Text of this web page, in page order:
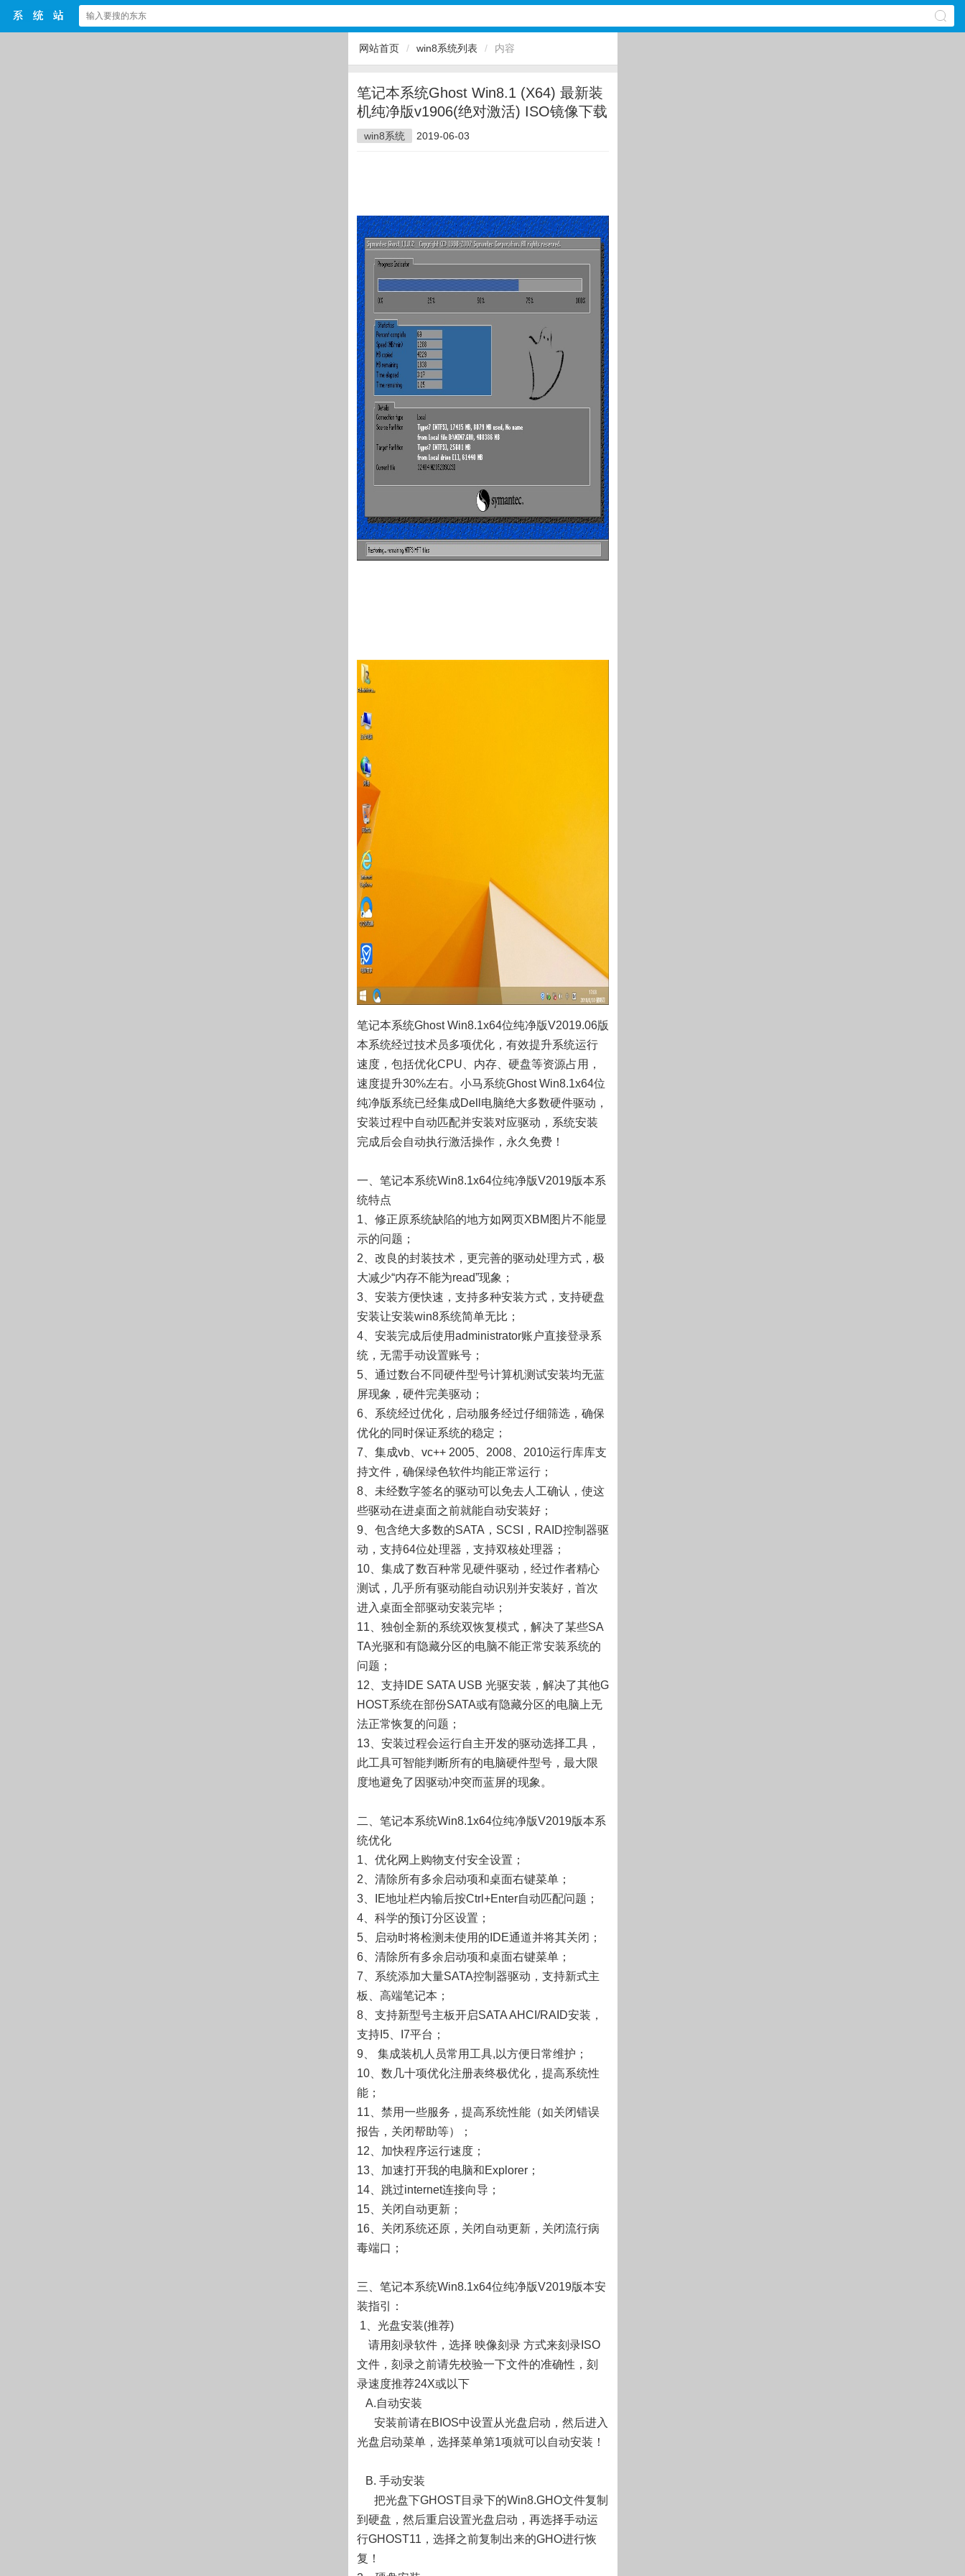
网站首页 / win8系统列表 / 内容
笔记本系统Ghost Win8.1 (X64) 最新装
机纯净版v1906(绝对激活) ISO镜像下载
win8系统 2019-06-03
笔记本系统Ghost Win8.1x64位纯净版V2019.06版
本系统经过技术员多项优化，有效提升系统运行
速度，包括优化CPU、内存、硬盘等资源占用，
速度提升30%左右。小马系统Ghost Win8.1x64位
纯净版系统已经集成Dell电脑绝大多数硬件驱动，
安装过程中自动匹配并安装对应驱动，系统安装
完成后会自动执行激活操作，永久免费！
一、笔记本系统Win8.1x64位纯净版V2019版本系
统特点
1、修正原系统缺陷的地方如网页XBM图片不能显
示的问题；
2、改良的封装技术，更完善的驱动处理方式，极
大减少“内存不能为read”现象；
3、安装方便快速，支持多种安装方式，支持硬盘
安装让安装win8系统简单无比；
4、安装完成后使用administrator账户直接登录系
统，无需手动设置账号；
5、通过数台不同硬件型号计算机测试安装均无蓝
屏现象，硬件完美驱动；
6、系统经过优化，启动服务经过仔细筛选，确保
优化的同时保证系统的稳定；
7、集成vb、vc++ 2005、2008、2010运行库库支
持文件，确保绿色软件均能正常运行；
8、未经数字签名的驱动可以免去人工确认，使这
些驱动在进桌面之前就能自动安装好；
9、包含绝大多数的SATA，SCSI，RAID控制器驱
动，支持64位处理器，支持双核处理器；
10、集成了数百种常见硬件驱动，经过作者精心
测试，几乎所有驱动能自动识别并安装好，首次
进入桌面全部驱动安装完毕；
11、独创全新的系统双恢复模式，解决了某些SA
TA光驱和有隐藏分区的电脑不能正常安装系统的
问题；
12、支持IDE SATA USB 光驱安装，解决了其他G
HOST系统在部份SATA或有隐藏分区的电脑上无
法正常恢复的问题；
13、安装过程会运行自主开发的驱动选择工具，
此工具可智能判断所有的电脑硬件型号，最大限
度地避免了因驱动冲突而蓝屏的现象。
二、笔记本系统Win8.1x64位纯净版V2019版本系
统优化
1、优化网上购物支付安全设置；
2、清除所有多余启动项和桌面右键菜单；
3、IE地址栏内输后按Ctrl+Enter自动匹配问题；
4、科学的预订分区设置；
5、启动时将检测未使用的IDE通道并将其关闭；
6、清除所有多余启动项和桌面右键菜单；
7、系统添加大量SATA控制器驱动，支持新式主
板、高端笔记本；
8、支持新型号主板开启SATA AHCI/RAID安装，
支持I5、I7平台；
9、 集成装机人员常用工具,以方便日常维护；
10、数几十项优化注册表终极优化，提高系统性
能；
11、禁用一些服务，提高系统性能（如关闭错误
报告，关闭帮助等）；
12、加快程序运行速度；
13、加速打开我的电脑和Explorer；
14、跳过internet连接向导；
15、关闭自动更新；
16、关闭系统还原，关闭自动更新，关闭流行病
毒端口；
三、笔记本系统Win8.1x64位纯净版V2019版本安
装指引：
1、光盘安装(推荐)
请用刻录软件，选择 映像刻录 方式来刻录ISO
文件，刻录之前请先校验一下文件的准确性，刻
录速度推荐24X或以下
A.自动安装
安装前请在BIOS中设置从光盘启动，然后进入
光盘启动菜单，选择菜单第1项就可以自动安装！
B. 手动安装
把光盘下GHOST目录下的Win8.GHO文件复制
到硬盘，然后重启设置光盘启动，再选择手动运
行GHOST11，选择之前复制出来的GHO进行恢
复！